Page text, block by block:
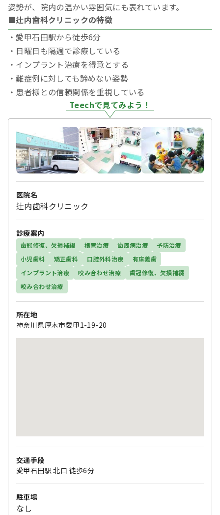
姿勢が、院内の温かい雰囲気にも表れています。
■辻内歯科クリニックの特徴
・愛甲石田駅から徒歩6分
・日曜日も隔週で診療している
・インプラント治療を得意とする
・難症例に対しても諦めない姿勢
・患者様との信頼関係を重視している
Teechで見てみよう！
医院名
辻内歯科クリニック
診療案内
歯冠修復、欠損補綴 根管治療 歯周病治療
予防治療
小児歯科
矯正歯科 口腔外科治療
有床義歯
インプラント治療
咬み合わせ治療
歯冠修復、欠損補綴
咬み合わせ治療
所在地
神奈川県厚木市愛甲1-19-20
交通手段
愛甲石田駅 北口 徒歩6分
駐車場
なし